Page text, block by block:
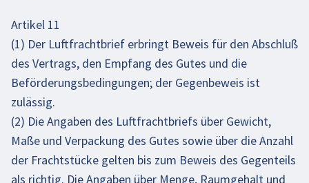
Artikel 11
(1) Der Luftfrachtbrief erbringt Beweis für den Abschluß
des Vertrags, den Empfang des Gutes und die
Beförderungsbedingungen; der Gegenbeweis ist
zulässig.
(2) Die Angaben des Luftfrachtbriefs über Gewicht,
Maße und Verpackung des Gutes sowie über die Anzahl
der Frachtstücke gelten bis zum Beweis des Gegenteils
als richtig. Die Angaben über Menge, Raumgehalt und